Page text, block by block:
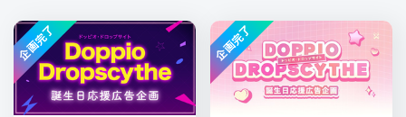
企画完了 企画完了